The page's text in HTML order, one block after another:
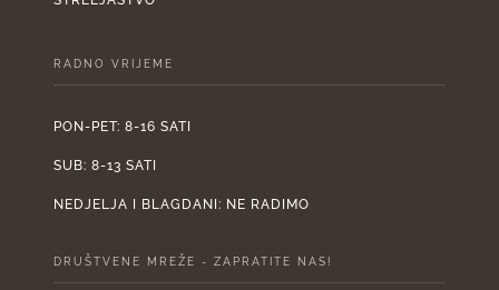
RADNO VRIJEME
PON-PET: 8-16 SATI
SUB: 8-13 SATI
NEDJELJA I BLAGDANI: NE RADIMO
DRUŠTVENE MREŽE - ZAPRATITE NAS!